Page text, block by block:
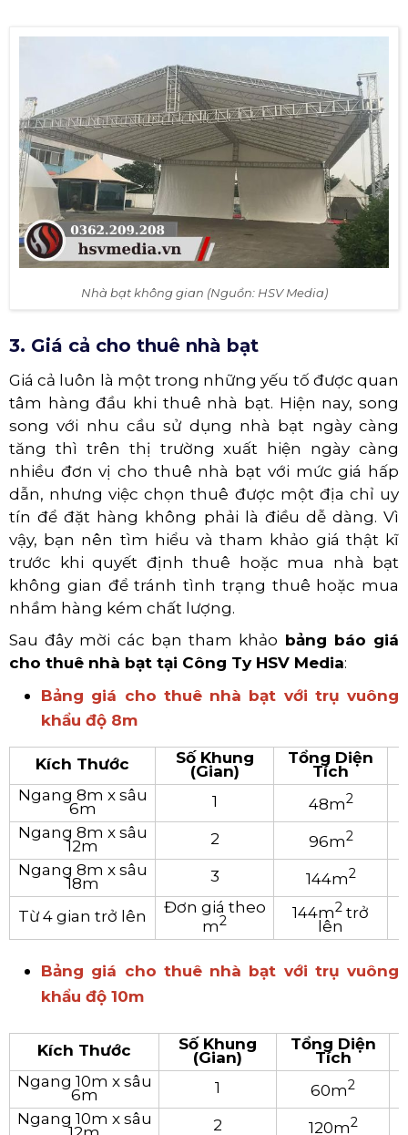
Nhà bạt không gian (Nguồn: HSV Media)
3. Giá cả cho thuê nhà bạt
Giá cả luôn là một trong những yếu tố được quan
tâm hàng đầu khi thuê nhà bạt. Hiện nay, song
song với nhu cầu sử dụng nhà bạt ngày càng
tăng thì trên thị trường xuất hiện ngày càng
nhiều đơn vị cho thuê nhà bạt với mức giá hấp
dẫn, nhưng việc chọn thuê được một địa chỉ uy
tín để đặt hàng không phải là điều dễ dàng. Vì
vậy, bạn nên tìm hiểu và tham khảo giá thật kĩ
trước khi quyết định thuê hoặc mua nhà bạt
không gian để tránh tình trạng thuê hoặc mua
nhầm hàng kém chất lượng.
Sau đây mời các bạn tham khảo bảng báo giá
cho thuê nhà bạt tại Công Ty HSV Media:
Bảng giá cho thuê nhà bạt với trụ vuông
khẩu độ 8m
Kích Thước Số Khung
(Gian)
Tổng Diện
Tích
Ngang 8m x sâu
6m 1 48m2
Ngang 8m x sâu
12m 2 96m2
Ngang 8m x sâu
18m 3 144m2
Từ 4 gian trở lên
Đơn giá theo
m2 144m2 trở
lên
Bảng giá cho thuê nhà bạt với trụ vuông
khẩu độ 10m
Kích Thước Số Khung
(Gian)
Tổng Diện
Tích
Ngang 10m x sâu
6m 1 60m2
Ngang 10m x sâu 2 120m2